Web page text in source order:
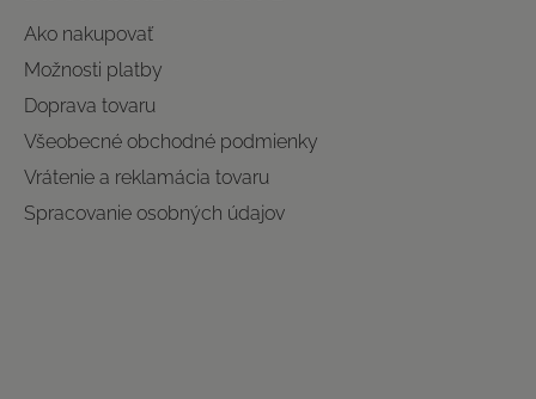
Ako nakupovať
Možnosti platby
Doprava tovaru
Všeobecné obchodné podmienky
Vrátenie a reklamácia tovaru
Spracovanie osobných údajov